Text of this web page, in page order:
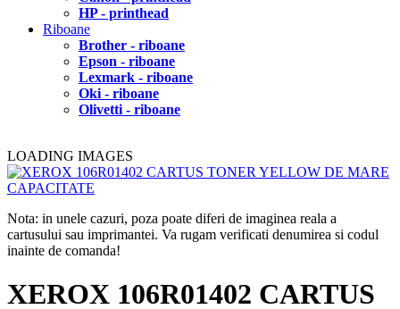
HP - printhead
Riboane
Brother - riboane
Epson - riboane
Lexmark - riboane
Oki - riboane
Olivetti - riboane
LOADING IMAGES
Nota: in unele cazuri, poza poate diferi de imaginea reala a
cartusului sau imprimantei. Va rugam verificati denumirea si codul
inainte de comanda!
XEROX 106R01402 CARTUS